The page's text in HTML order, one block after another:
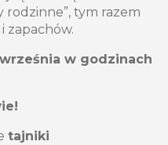
rodzinne”, tym razem
zapachów.
września w godzinach
tajniki